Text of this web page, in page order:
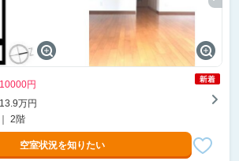
円
13.9万円
2階
空室状況を知りたい